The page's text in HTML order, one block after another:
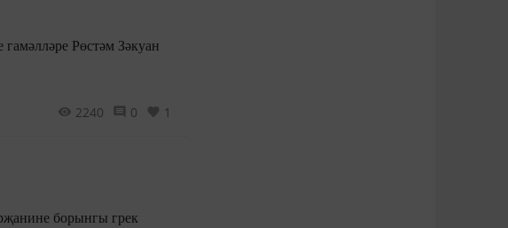
Рөстәм Зәкуан
2240 0 1
борынгы грек